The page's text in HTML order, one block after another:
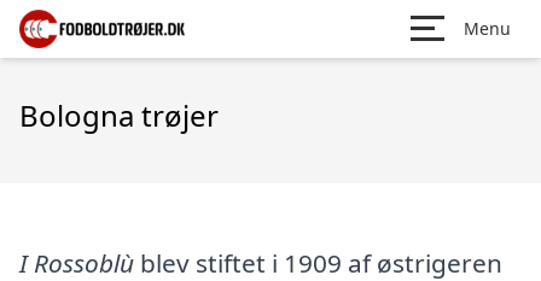
Menu
Bologna trøjer
I Rossoblù blev stiftet i 1909 af østrigeren